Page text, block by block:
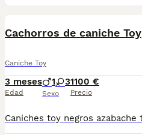
Cachorros de caniche Toy
Caniche Toy
3 meses
Edad
1 3
Sexo
1100 €
Precio